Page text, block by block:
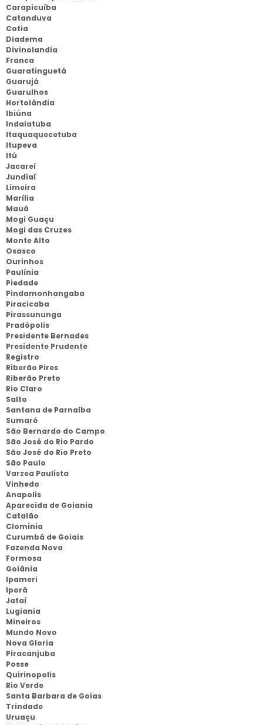
Carapicuíba
Catanduva
Cotia
Diadema
Divinolandia
Franca
Guaratinguetá
Guarujá
Guarulhos
Hortolândia
Ibiúna
Indaiatuba
Itaquaquecetuba
Itupeva
Itú
Jacareí
Jundiaí
Limeira
Marília
Mauá
Mogi Guaçu
Mogi das Cruzes
Monte Alto
Osasco
Ourinhos
Paulínia
Piedade
Pindamonhangaba
Piracicaba
Pirassununga
Pradópolis
Presidente Bernades
Presidente Prudente
Registro
Riberão Pires
Riberão Preto
Rio Claro
Salto
Santana de Parnaíba
Sumaré
São Bernardo do Campo
São José do Rio Pardo
São José do Rio Preto
São Paulo
Varzea Paulista
Vinhedo
Anapolis
Aparecida de Goiania
Catalão
Clominia
Curumbá de Goiais
Fazenda Nova
Formosa
Goiânia
Ipameri
Iporá
Jataí
Lugiania
Mineiros
Mundo Novo
Nova Gloria
Piracanjuba
Posse
Quirinopolis
Rio Verde
Santa Barbara de Goias
Trindade
Uruaçu